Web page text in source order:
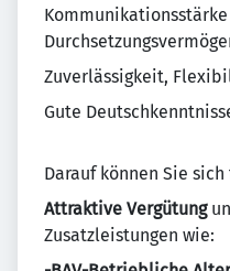
Kommunikationsstärke
Zuverlässigkeit,
Gute
Darauf können Sie sich
Attraktive Vergütung
Zusatzleistungen wie: